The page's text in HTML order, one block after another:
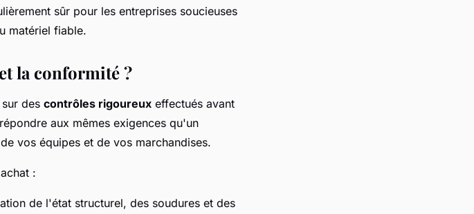
sûr pour les entreprises soucieuses
matériel fiable.
la conformité ?
des contrôles rigoureux effectués avant
aux mêmes exigences qu'un
vos équipes et de vos marchandises.
:
de l'état structurel, des soudures et des